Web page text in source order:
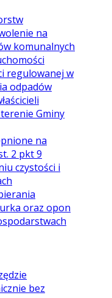
na
komunalnych
regulowanej w
odpadów
Gminy
na
2 pkt 9
czystości i
oraz opon
bez